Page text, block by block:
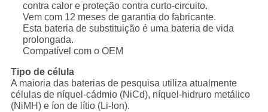
contra calor e proteção contra curto-circuito.
Vem com 12 meses de garantia do fabricante.
Esta bateria de substituição é uma bateria de vida
prolongada.
Compatível com o OEM
Tipo de célula
A maioria das baterias de pesquisa utiliza atualmente
células de níquel-cádmio (NiCd), níquel-hidruro metálico
(NiMH) e íon de lítio (Li-Ion).